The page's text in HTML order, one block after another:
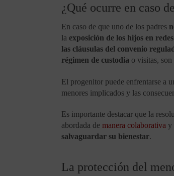
¿Qué ocurre en caso
En caso de que uno de los padres
la exposición de los hijos en
las cláusulas del convenio
régimen de custodia o visitas, son
El progenitor puede enfrentarse a
menores implicados y las
Es importante destacar que la
abordada de manera colaborativa y
salvaguardar su bienestar.
La protección del